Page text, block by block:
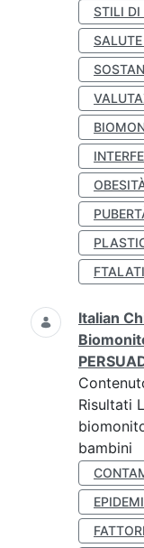
STILI DI
FTALATI
Italian
Risultati
bambini